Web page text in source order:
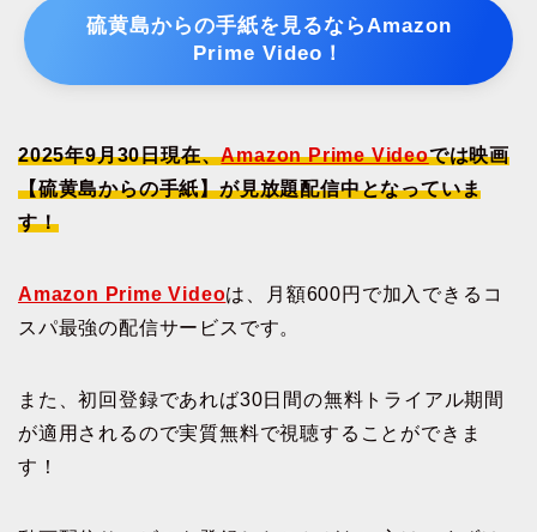
硫黄島からの手紙を見るならAmazon
Prime Video！
2025年9月30日現在、Amazon Prime Videoでは映画
【硫黄島からの手紙】が見放題配信中となっていま
す！
Amazon Prime Videoは、月額600円で加入できるコ
スパ最強の配信サービスです。
また、初回登録であれば30日間の無料トライアル期間
が適用されるので実質無料で視聴することができま
す！